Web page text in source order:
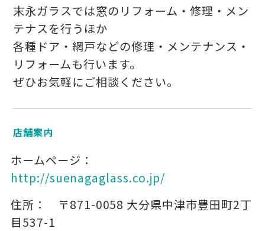
末永ガラスでは窓のリフォーム・修理・メン
テナスを行うほか
各種ドア・網戸などの修理・メンテナンス・
リフォームも行います。
ぜひお気軽にご相談ください。
店舗案内
ホームページ：
http://suenagaglass.co.jp/
住所：
〒871-0058 大分県中津市豊田町2丁
目537-1